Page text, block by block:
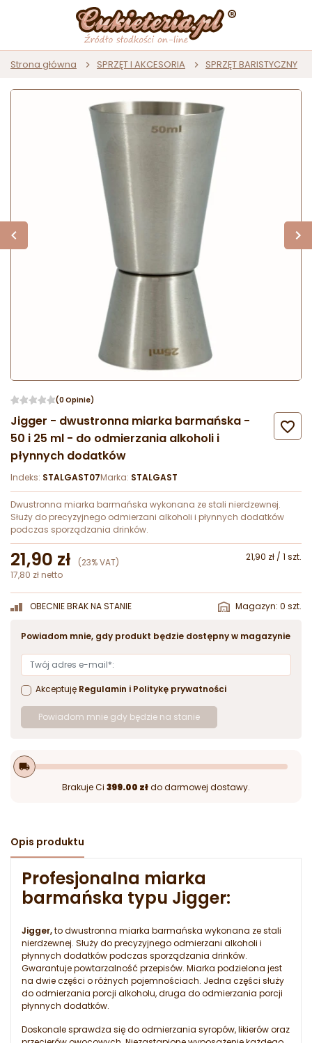
Strona główna SPRZĘT I AKCESORIA SPRZĘT BARISTYCZNY
(0 Opinie)
Jigger - dwustronna miarka barmańska -
50 i 25 ml - do odmierzania alkoholi i
płynnych dodatków

Indeks: STALGAST07Marka: STALGAST
Dwustronna miarka barmańska wykonana ze stali nierdzewnej.
Służy do precyzyjnego odmierzani alkoholi i płynnych dodatków
podczas sporządzania drinków.
21,90 zł (23% VAT)
21,90 zł / 1 szt.
17,80 zł netto
OBECNIE BRAK NA STANIE Magazyn: 0 szt.
Powiadom mnie, gdy produkt będzie dostępny w magazynie
Akceptuję Regulamin i Politykę prywatności
Powiadom mnie gdy będzie na stanie
local_shipping
Brakuje Ci 399.00 złdo darmowej dostawy.
Opis produktu
Profesjonalna miarka
barmańska typu Jigger:
Jigger,to dwustronna miarka barmańska wykonana ze stali
nierdzewnej. Służy do precyzyjnego odmierzani alkoholi i
płynnych dodatków podczas sporządzania drinków.
Gwarantuje powtarzalność przepisów. Miarka podzielona jest
na dwie części o różnych pojemnościach. Jedna części służy
do odmierzania porcji alkoholu, druga do odmierzania porcji
płynnych dodatków.
Doskonale sprawdza się do odmierzania syropów, likierów oraz